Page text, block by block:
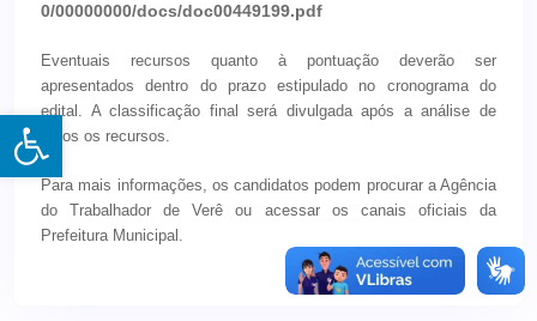
Open toolbar
0/00000000/docs/doc00449199.pdf
Eventuais recursos quanto à pontuação deverão ser
apresentados dentro do prazo estipulado no cronograma do
edital. A classificação final será divulgada após a análise de
todos os recursos.
Para mais informações, os candidatos podem procurar a Agência
do Trabalhador de Verê ou acessar os canais oficiais da
Prefeitura Municipal.